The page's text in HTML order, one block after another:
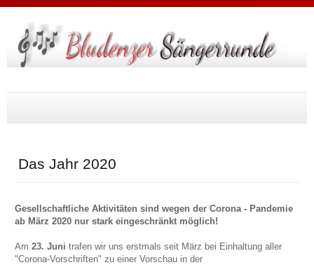
Das Jahr 2020
Gesellschaftliche Aktivitäten sind wegen der Corona - Pandemie
ab März 2020 nur stark eingeschränkt möglich!
Am 23. Juni trafen wir uns erstmals seit März bei Einhaltung aller
"Corona-Vorschriften" zu einer Vorschau in der